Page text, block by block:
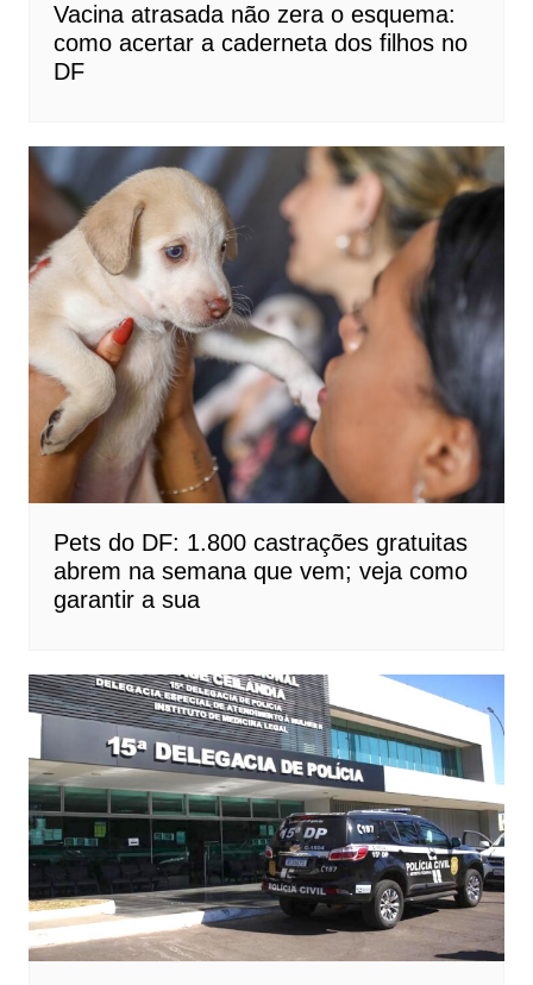
Vacina atrasada não zera o esquema:
como acertar a caderneta dos filhos no
DF
Pets do DF: 1.800 castrações gratuitas
abrem na semana que vem; veja como
garantir a sua